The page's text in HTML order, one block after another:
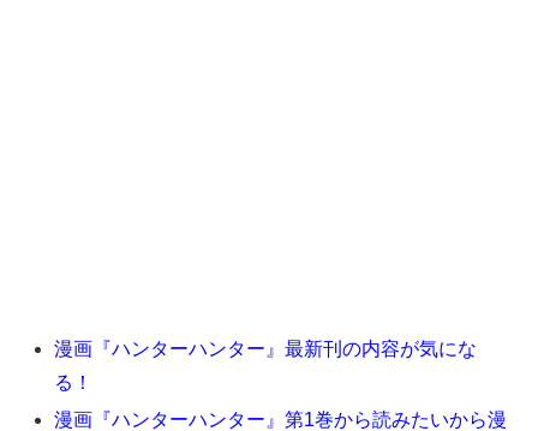
漫画『ハンターハンター』最新刊の内容が気にな
る！
漫画『ハンターハンター』第1巻から読みたいから漫